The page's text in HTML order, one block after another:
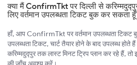
क्या मैं ConfirmTkt पर दिल्ली से
लिए वर्तमान उपलब्धता टिकट बुक कर सकता
हाँ, आप ConfirmTkt पर वर्तमान उपलब्धता टिकट
उपलब्धता टिकट, चार्ट तैयार होने के बाद उपलब्ध होते
करिम्मदुद्पुर तक लास्ट मिनट ट्रिप प्लान कर रहे हैं, तो